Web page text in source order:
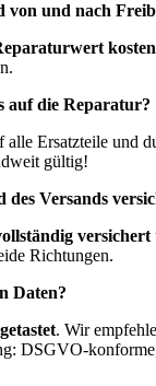
von und nach
auf die Reparatur?
alle Ersatzteile und
gültig!
Versands
versichert
Richtungen.
Daten?
. Wir
DSGVO-